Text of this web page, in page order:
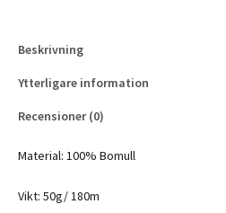
Beskrivning
Ytterligare information
Recensioner (0)
Material: 100% Bomull
Vikt: 50g/ 180m